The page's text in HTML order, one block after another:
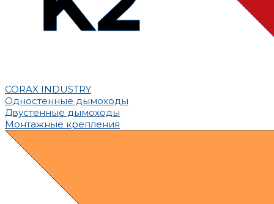
CORAX INDUSTRY
Одностенные дымоходы
Двустенные дымоходы
Монтажные крепления